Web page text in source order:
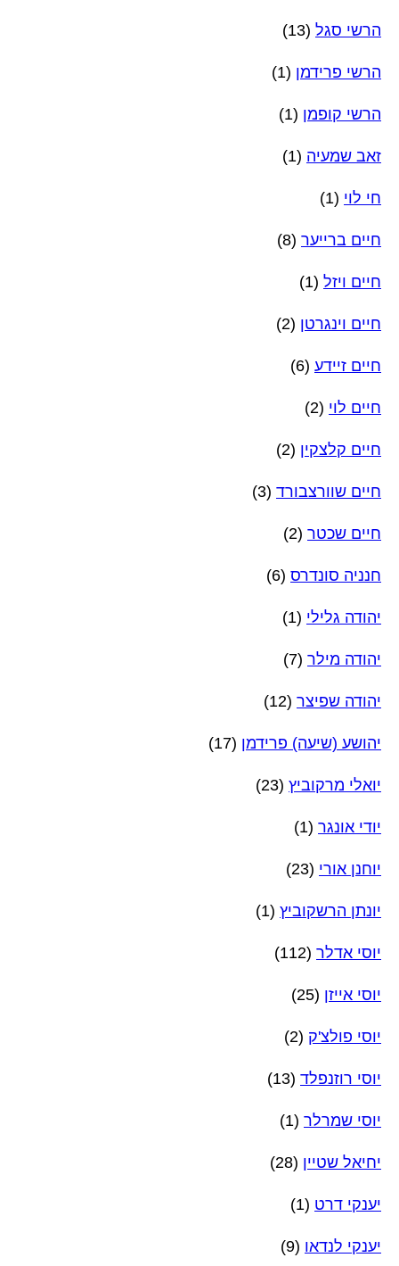
הרשי סגל (13)
הרשי פרידמן (1)
הרשי קופמן (1)
זאב שמעיה (1)
חי לוי (1)
חיים ברייער (8)
חיים ויזל (1)
חיים וינגרטן (2)
חיים זיידע (6)
חיים לוי (2)
חיים קלצקין (2)
חיים שוורצבורד (3)
חיים שכטר (2)
חנניה סונדרס (6)
יהודה גלילי (1)
יהודה מילר (7)
יהודה שפיצר (12)
יהושע (שיעה) פרידמן (17)
יואלי מרקוביץ (23)
יודי אונגר (1)
יוחנן אורי (23)
יונתן הרשקוביץ (1)
יוסי אדלר (112)
יוסי אייזן (25)
יוסי פולצ'ק (2)
יוסי רוזנפלד (13)
יוסי שמרלר (1)
יחיאל שטיין (28)
יענקי דרט (1)
יענקי לנדאו (9)